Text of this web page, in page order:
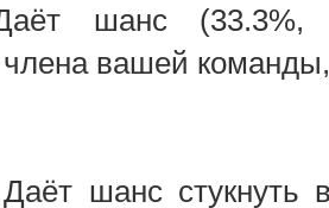
шанс (33.3%,
члена вашей
Даёт шанс стукнуть